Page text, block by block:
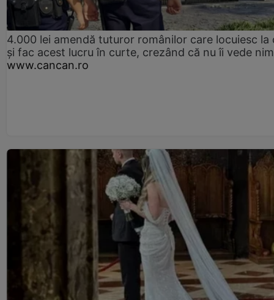
4.000 lei amendă tuturor românilor care locuiesc la
și fac acest lucru în curte, crezând că nu îi vede
www.cancan.ro